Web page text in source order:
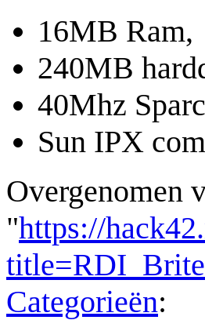
16MB Ram,
240MB
40Mhz
Sun IPX
Overgenomen
"https://
Categorieën: